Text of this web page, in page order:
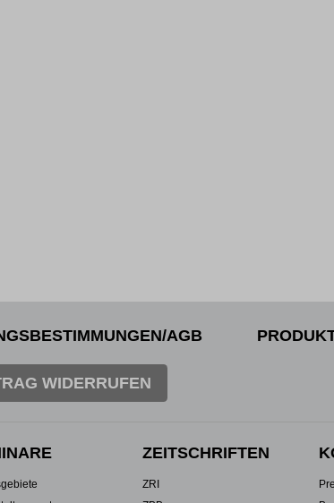
AGB
WIDERRUFEN
ZEITSCHRIFTEN
ZRI